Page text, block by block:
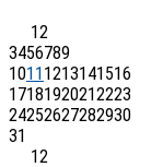
12
3456789
1011 1213141516
17181920212223
24252627282930
31
12